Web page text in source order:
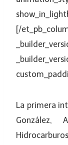
[/
La primera
González,